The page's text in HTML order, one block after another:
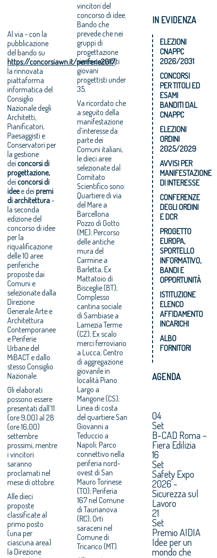
Al via - con la
pubblicazione
del bando su
https://concorsiawn.it/periferie2017,
la rinnovata
piattaforma
informatica del
Consiglio
Nazionale degli
Architetti,
Pianificatori,
Paesaggisti e
Conservatori per
la gestione
dei concorsi di
progettazione,
dei concorsi di
ideee dei premi
di architettura-
la seconda
edizione del
concorso di idee
per la
riqualificazione
delle 10 aree
periferiche
proposte dai
Comuni e
selezionate dalla
Direzione
Generale Arte e
Architettura
Contemporanee
e Periferie
Urbane del
MiBACT e dallo
stesso Consiglio
Nazionale.
Gli elaborati
possono essere
presentati dall’11
(ore 9,00) al 28
(ore 16,00)
settembre
prossimi, mentre
i vincitori
saranno
proclamati nel
mese di ottobre.
Alle dieci
proposte
classificate al
primo posto
(una per
ciascuna area)
la Direzione
vincitori del
concorso di idee.
Bando che
prevede che nei
gruppi di
progettazione
siano coinvolti
giovani
progettisti under
35.
Va ricordato che
a seguito della
manifestazione
d’interesse da
parte dei
Comuni italiani,
le dieci aree
selezionate dal
Comitato
Scientifico sono:
Quartiere di via
del Mare a
Barcellona
Pozzo di Gotto
(ME); Percorso
delle antiche
mura del
Carmine a
Barletta; Ex
Mattatoio di
Bisceglie (BT);
Complesso
cantina sociale
di Sambiase a
Lamezia Terme
(CZ); Ex scalo
merci ferroviario
a Lucca; Centro
di aggregazione
giovanile in
località Piano
Largo a
Mangone (CS);
Linea di costa
del quartiere San
Giovanni a
Teduccio a
Napoli; Parco
connettivo nella
periferia nord-
ovest di San
Mauro Torinese
(TO); Periferia
167 nel Comune
di Taurianova
(RC); Orti
saraceni nel
Comune di
Tricarico (MT).
IN EVIDENZA
ELEZIONI
CNAPPC
2026/2031
CONCORSI
PER TITOLI ED
ESAMI
BANDITI DAL
CNAPPC
ELEZIONI
ORDINI
2025/2029
AVVISI PER
MANIFESTAZIONE
DI INTERESSE
CONFERENZE
DEGLI ORDINI
E DCR
PROGETTO
EUROPA,
SPORTELLO
INFORMATIVO,
BANDI E
OPPORTUNITÀ
ISTITUZIONE
ELENCO
AFFIDAMENTO
INCARICHI
ALBO
FORNITORI
AGENDA
04
Set
B-CAD Roma –
Fiera Edilizia
16
Set
Safety Expo
2026 -
Sicurezza sul
Lavoro
21
Set
Premio AIDIA
Idee per un
mondo che